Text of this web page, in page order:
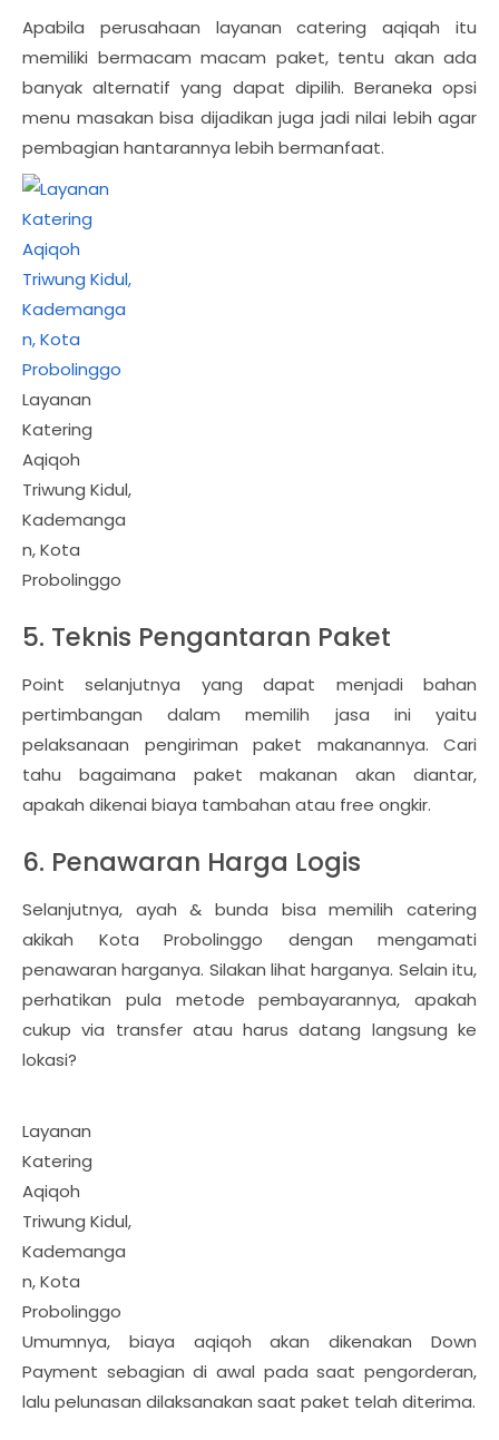
Apabila perusahaan layanan catering aqiqah itu
memiliki bermacam macam paket, tentu akan ada
banyak alternatif yang dapat dipilih. Beraneka opsi
menu masakan bisa dijadikan juga jadi nilai lebih agar
pembagian hantarannya lebih bermanfaat.
Layanan
Katering
Aqiqoh
Triwung Kidul,
Kademanga
n, Kota
Probolinggo
5. Teknis Pengantaran Paket
Point selanjutnya yang dapat menjadi bahan
pertimbangan dalam memilih jasa ini yaitu
pelaksanaan pengiriman paket makanannya. Cari
tahu bagaimana paket makanan akan diantar,
apakah dikenai biaya tambahan atau free ongkir.
6. Penawaran Harga Logis
Selanjutnya, ayah & bunda bisa memilih catering
akikah Kota Probolinggo dengan mengamati
penawaran harganya. Silakan lihat harganya. Selain itu,
perhatikan pula metode pembayarannya, apakah
cukup via transfer atau harus datang langsung ke
lokasi?
Layanan
Katering
Aqiqoh
Triwung Kidul,
Kademanga
n, Kota
Probolinggo
Umumnya, biaya aqiqoh akan dikenakan Down
Payment sebagian di awal pada saat pengorderan,
lalu pelunasan dilaksanakan saat paket telah diterima.